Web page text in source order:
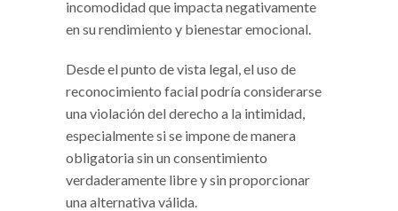
incomodidad que impacta negativamente
en su rendimiento y bienestar emocional.
Desde el punto de vista legal, el uso de
reconocimiento facial podría considerarse
una violación del derecho a la intimidad,
especialmente si se impone de manera
obligatoria sin un consentimiento
verdaderamente libre y sin proporcionar
una alternativa válida.